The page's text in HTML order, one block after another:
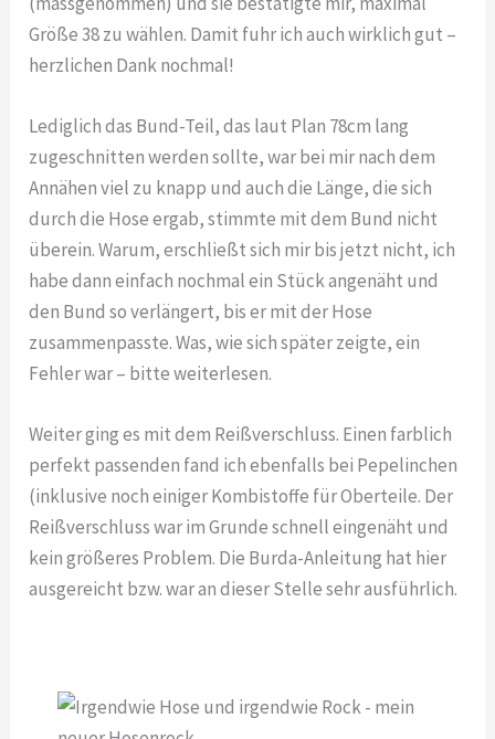
Größe 38 zu wählen. Damit fuhr ich auch wirklich gut –
herzlichen Dank nochmal!
Lediglich das Bund-Teil, das laut Plan 78cm lang
zugeschnitten werden sollte, war bei mir nach dem
Annähen viel zu knapp und auch die Länge, die sich
durch die Hose ergab, stimmte mit dem Bund nicht
überein. Warum, erschließt sich mir bis jetzt nicht, ich
habe dann einfach nochmal ein Stück angenäht und
den Bund so verlängert, bis er mit der Hose
zusammenpasste. Was, wie sich später zeigte, ein
Fehler war – bitte weiterlesen.
Weiter ging es mit dem Reißverschluss. Einen farblich
perfekt passenden fand ich ebenfalls bei Pepelinchen
(inklusive noch einiger Kombistoffe für Oberteile. Der
Reißverschluss war im Grunde schnell eingenäht und
kein größeres Problem. Die Burda-Anleitung hat hier
ausgereicht bzw. war an dieser Stelle sehr ausführlich.